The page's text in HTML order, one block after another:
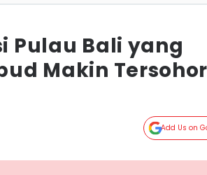
Pulau Bali yang
Makin Tersohor
Add Us on